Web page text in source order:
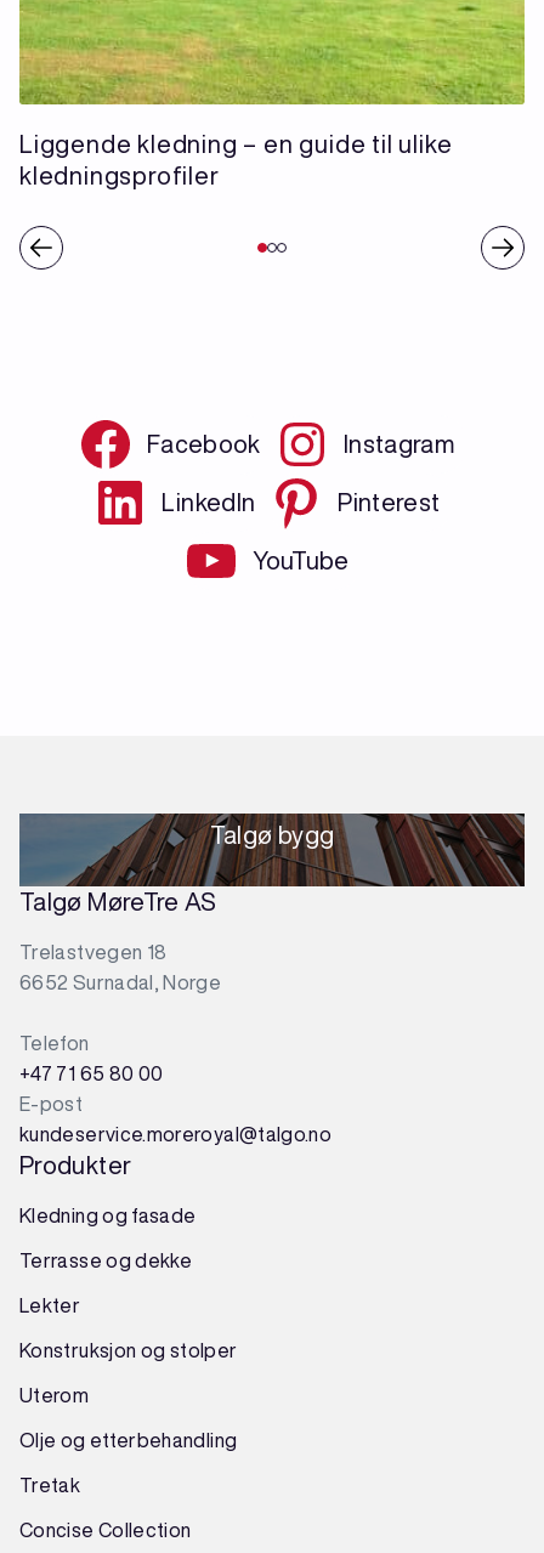
Liggende kledning – en guide til ulike
kledningsprofiler
Facebook Instagram
LinkedIn Pinterest
YouTube
Talgø bygg
Talgø MøreTre AS
Trelastvegen 18
6652 Surnadal, Norge
Telefon
+47 71 65 80 00
E-post
kundeservice.moreroyal@talgo.no
Produkter
Kledning og fasade
Terrasse og dekke
Lekter
Konstruksjon og stolper
Uterom
Olje og etterbehandling
Tretak
Concise Collection